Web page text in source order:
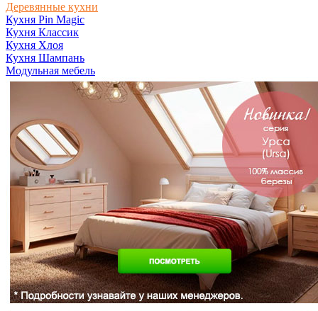
Деревянные кухни
Кухня Pin Magic
Кухня Классик
Кухня Хлоя
Кухня Шампань
Модульная мебель